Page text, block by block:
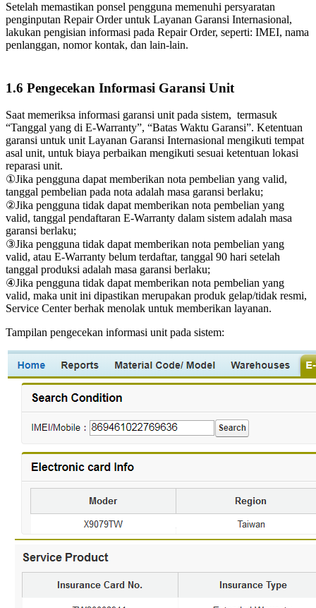
Setelah memastikan ponsel pengguna memenuhi persyaratan
penginputan Repair Order untuk Layanan Garansi Internasional,
lakukan pengisian informasi pada Repair Order, seperti: IMEI, nama
penlanggan, nomor kontak, dan lain-lain.
1.6 Pengecekan Informasi Garansi Unit
Saat memeriksa informasi garansi unit pada sistem, termasuk
“Tanggal yang di E-Warranty”, “Batas Waktu Garansi”. Ketentuan
garansi untuk unit Layanan Garansi Internasional mengikuti tempat
asal unit, untuk biaya perbaikan mengikuti sesuai ketentuan lokasi
reparasi unit.
①Jika pengguna dapat memberikan nota pembelian yang valid,
tanggal pembelian pada nota adalah masa garansi berlaku;
②Jika pengguna tidak dapat memberikan nota pembelian yang
valid, tanggal pendaftaran E-Warranty dalam sistem adalah masa
garansi berlaku;
③Jika pengguna tidak dapat memberikan nota pembelian yang
valid, atau E-Warranty belum terdaftar, tanggal 90 hari setelah
tanggal produksi adalah masa garansi berlaku;
④Jika pengguna tidak dapat memberikan nota pembelian yang
valid, maka unit ini dipastikan merupakan produk gelap/tidak resmi,
Service Center berhak menolak untuk memberikan layanan.
Tampilan pengecekan informasi unit pada sistem: